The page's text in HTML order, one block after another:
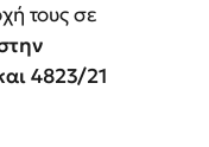
τους σε
4823/21